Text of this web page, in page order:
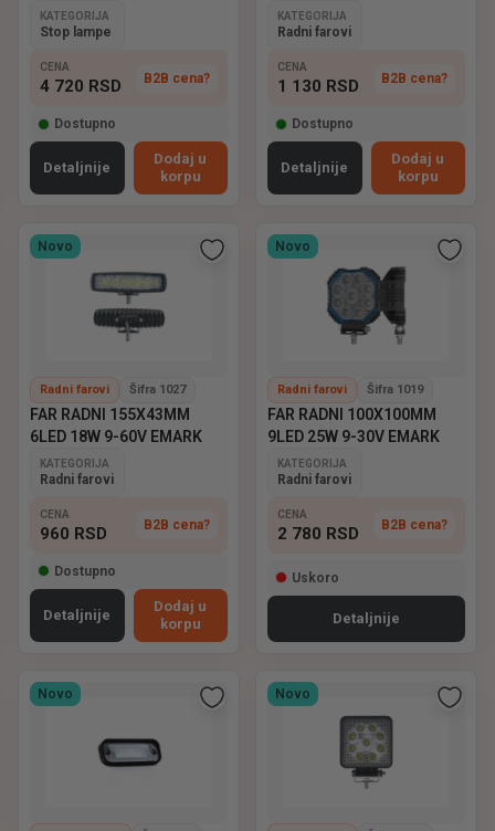
ASPOCK
KATEGORIJA
Stop lampe
CENA
4 720 RSD B2B cena?
Dostupno
Detaljnije
Dodaj u
korpu
EMARK
KATEGORIJA
Radni farovi
CENA
1 130 RSD B2B cena?
Dostupno
Detaljnije
Dodaj u
korpu
Novo
Radni farovi Šifra 1027
FAR RADNI 155X43MM
6LED 18W 9-60V EMARK
KATEGORIJA
Radni farovi
CENA
960 RSD B2B cena?
Dostupno
Detaljnije
Dodaj u
korpu
Novo
Radni farovi Šifra 1019
FAR RADNI 100X100MM
9LED 25W 9-30V EMARK
KATEGORIJA
Radni farovi
CENA
2 780 RSD B2B cena?
Uskoro
Detaljnije
Novo Novo